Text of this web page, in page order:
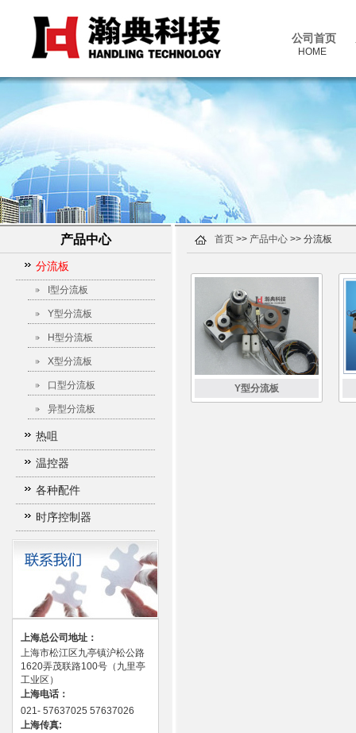
公司首页
HOME
产品中心
分流板
I型分流板
Y型分流板
H型分流板
X型分流板
口型分流板
异型分流板
热咀
温控器
各种配件
时序控制器
上海总公司地址：
上海市松江区九亭镇沪松公路
1620弄茂联路100号（九里亭
工业区）
上海电话：
021- 57637025 57637026
上海传真:
首页 >> 产品中心 >> 分流板
Y型分流板